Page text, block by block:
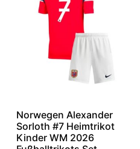
Norwegen Alexander
Sorloth #7 Heimtrikot
Kinder WM 2026